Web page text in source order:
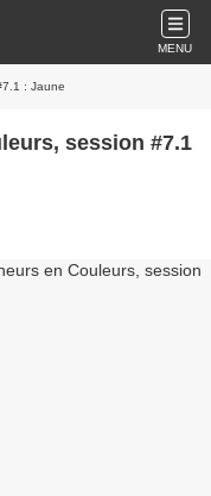
MENU
: Jaune
session #7.1